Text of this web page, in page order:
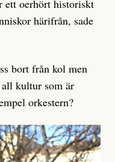
ett oerhört historiskt
härifrån, sade
bort från kol men
all kultur som är
orkestern?